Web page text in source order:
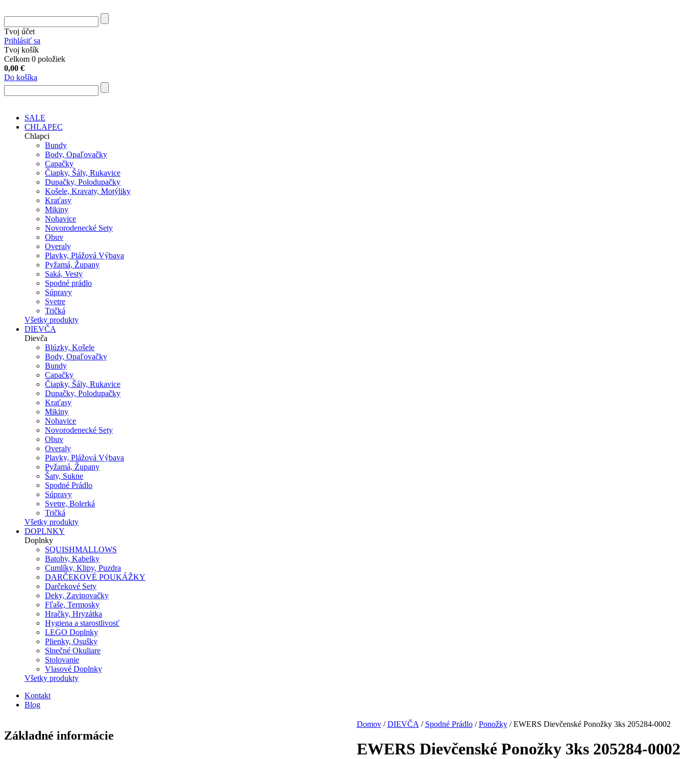
Tvoj účet
Prihlásiť sa
Tvoj košík
Celkom 0 položiek
0,00 €
Do košíka
SALE
CHLAPEC
Chlapci
Bundy
Body, Opaľovačky
Capačky
Čiapky, Šály, Rukavice
Dupačky, Polodupačky
Košele, Kravaty, Motýliky
Kraťasy
Mikiny
Nohavice
Novorodenecké Sety
Obuv
Overaly
Plavky, Plážová Výbava
Pyžamá, Župany
Saká, Vesty
Spodné prádlo
Súpravy
Svetre
Tričká
Všetky produkty
DIEVČA
Dievča
Blúzky, Košele
Body, Opaľovačky
Bundy
Capačky
Čiapky, Šály, Rukavice
Dupačky, Polodupačky
Kraťasy
Mikiny
Nohavice
Novorodenecké Sety
Obuv
Overaly
Plavky, Plážová Výbava
Pyžamá, Župany
Šaty, Sukne
Spodné Prádlo
Súpravy
Svetre, Bolerká
Tričká
Všetky produkty
DOPLNKY
Doplnky
SQUISHMALLOWS
Batohy, Kabelky
Cumlíky, Klipy, Puzdra
DARČEKOVÉ POUKÁŽKY
Darčekové Sety
Deky, Zavinovačky
Fľaše, Termosky
Hračky, Hryzátka
Hygiena a starostlivosť
LEGO Doplnky
Plienky, Osušky
Slnečné Okuliare
Stolovanie
Vlasové Doplnky
Všetky produkty
Kontakt
Blog
Domov/DIEVČA / Spodné Prádlo/Ponožky/ EWERS Dievčenské Ponožky 3ks 205284-0002
EWERS Dievčenské Ponožky 3ks 205284-0002
Základné informácie